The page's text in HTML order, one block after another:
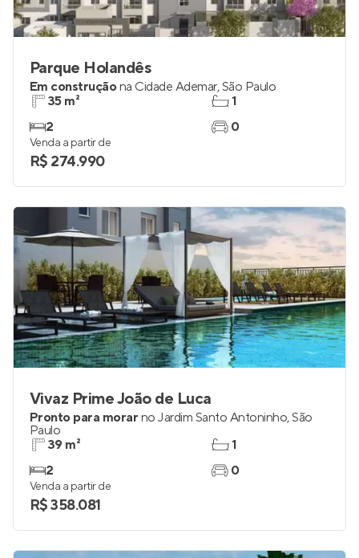
Parque Holandês
Em construçãona Cidade Ademar,São Paulo
35 m²
2
1
0
Venda a partir de
R$ 274.990
Vivaz Prime João de Luca
Pronto para morar no Jardim Santo Antoninho,São
Paulo
39 m²
2
1
0
Venda a partir de
R$ 358.081